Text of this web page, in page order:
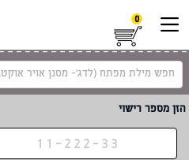
0
הזן מספר רישוי